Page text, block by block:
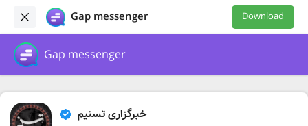
Gap messenger Download
Gap messenger
خبرگزاری تسنیم